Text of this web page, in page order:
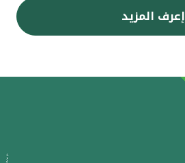
إعرف المزيد